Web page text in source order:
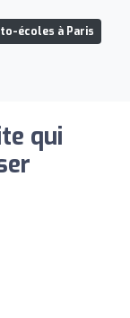
écoles à Paris
qui